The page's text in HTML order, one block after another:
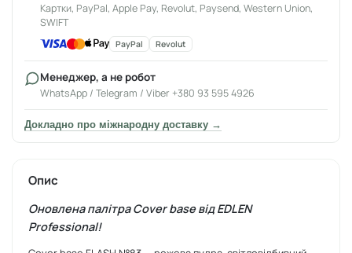
Картки, PayPal, Apple Pay, Revolut, Paysend, Western Union,
SWIFT
PayPal Revolut
Менеджер, а не робот
WhatsApp / Telegram / Viber +380 93 595 4926
Докладно про міжнародну доставку →
Опис
Оновлена палітра Cover base від EDLEN
Professional!